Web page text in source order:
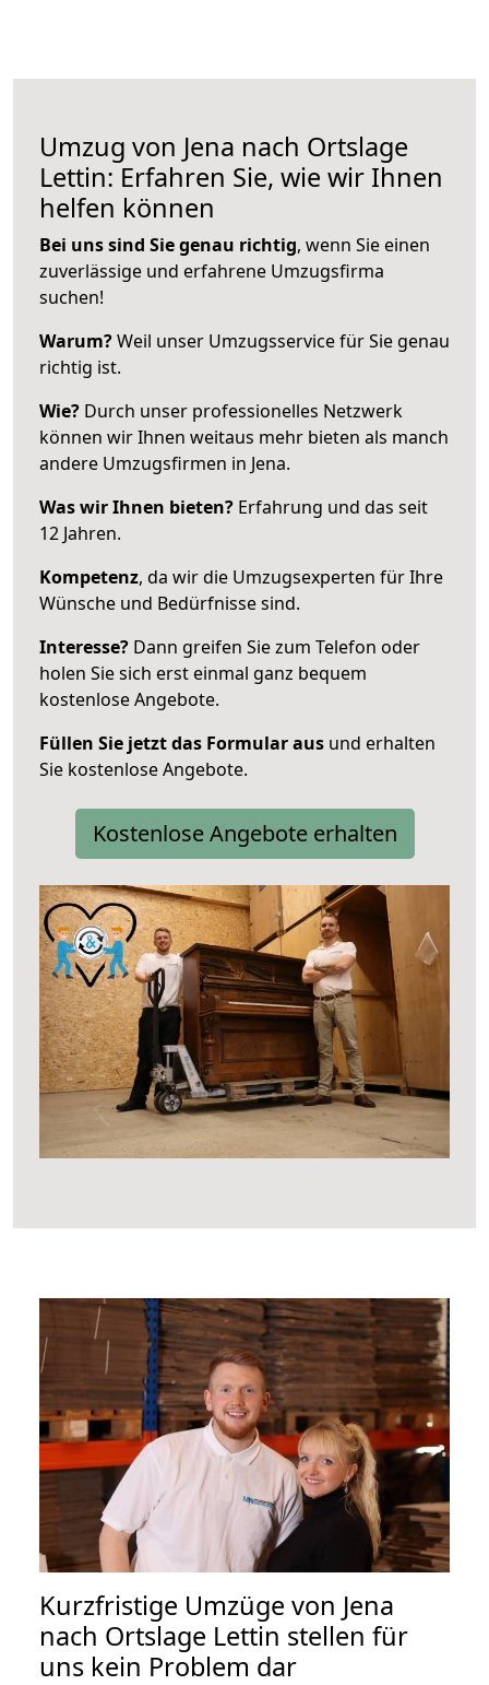
Umzug von Jena nach Ortslage
Lettin: Erfahren Sie, wie wir Ihnen
helfen können
Bei uns sind Sie genau richtig, wenn Sie einen
zuverlässige und erfahrene Umzugsfirma
suchen!
Warum?Weil unser Umzugsservice für Sie genau
richtig ist.
Wie? Durch unser professionelles Netzwerk
können wir Ihnen weitaus mehr bieten als manch
andere Umzugsfirmen in Jena.
Was wir Ihnen bieten? Erfahrung und das seit
12 Jahren.
Kompetenz, da wir die Umzugsexperten für Ihre
Wünsche und Bedürfnisse sind.
Interesse? Dann greifen Sie zum Telefon oder
holen Sie sich erst einmal ganz bequem
kostenlose Angebote.
Füllen Sie jetzt das Formular aus und erhalten
Sie kostenlose Angebote.
Kostenlose Angebote erhalten
Kurzfristige Umzüge von Jena
nach Ortslage Lettin stellen für
uns kein Problem dar